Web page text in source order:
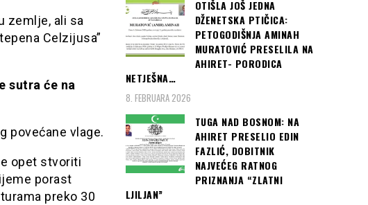
zemlje, ali sa
Celzijusa”
sutra će na
povećane vlage.
opet stvoriti
porast
preko 30
OTIŠLA JOŠ JEDNA
DŽENETSKA PTIČICA:
PETOGODIŠNJA AMINAH
MURATOVIĆ PRESELILA NA
AHIRET- PORODICA
NETJEŠNA…
8. FEBRUARA 2026
TUGA NAD BOSNOM: NA
AHIRET PRESELIO EDIN
FAZLIĆ, DOBITNIK
NAJVEĆEG RATNOG
PRIZNANJA “ZLATNI
LJILJAN”